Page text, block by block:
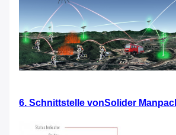
6. Schnittstelle vonSolider